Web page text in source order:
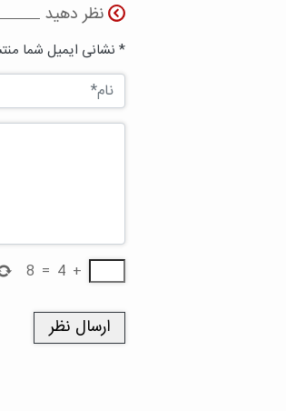
نظر دهید
* نشانی ایمیل شما
+
4
=
8